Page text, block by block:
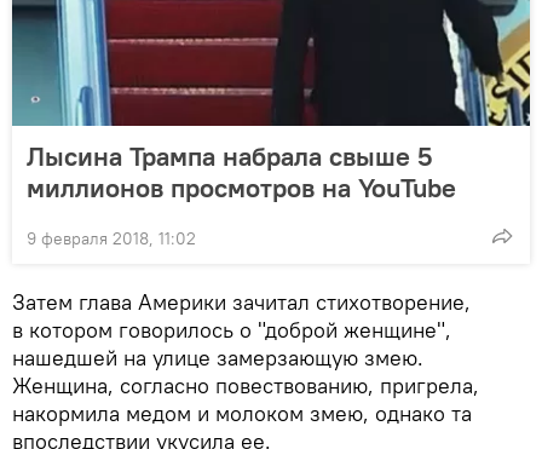
Лысина Трампа набрала свыше 5
миллионов просмотров на YouTube
9 февраля 2018, 11:02
Затем глава Америки зачитал стихотворение,
в котором говорилось о "доброй женщине",
нашедшей на улице замерзающую змею.
Женщина, согласно повествованию, пригрела,
накормила медом и молоком змею, однако та
впоследствии укусила ее.